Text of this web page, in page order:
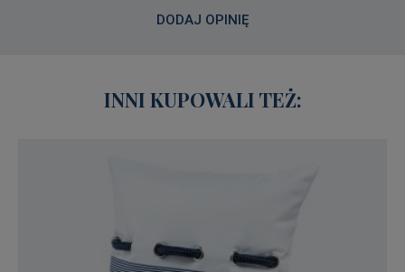
DODAJ OPINIĘ
INNI KUPOWALI TEŻ: